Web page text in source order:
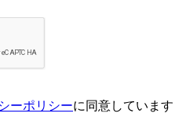
ーポリシーに同意しています